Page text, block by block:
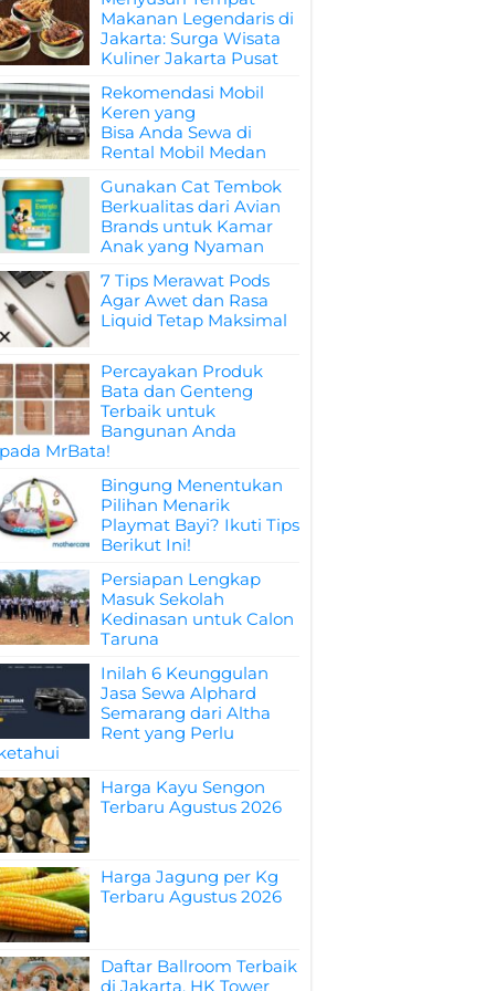
Makanan Legendaris di
Jakarta: Surga Wisata
Kuliner Jakarta Pusat
Rekomendasi Mobil
Keren yang
Bisa Anda Sewa di
Rental Mobil Medan
Gunakan Cat Tembok
Berkualitas dari Avian
Brands untuk Kamar
Anak yang Nyaman
7 Tips Merawat Pods
Agar Awet dan Rasa
Liquid Tetap Maksimal
Percayakan Produk
Bata dan Genteng
Terbaik untuk
Bangunan Anda
MrBata!
Bingung Menentukan
Pilihan Menarik
Playmat Bayi? Ikuti Tips
Berikut Ini!
Persiapan Lengkap
Masuk Sekolah
Kedinasan untuk Calon
Taruna
Inilah 6 Keunggulan
Jasa Sewa Alphard
Semarang dari Altha
Rent yang Perlu
Harga Kayu Sengon
Terbaru Agustus 2026
Harga Jagung per Kg
Terbaru Agustus 2026
Daftar Ballroom Terbaik
di Jakarta, HK Tower